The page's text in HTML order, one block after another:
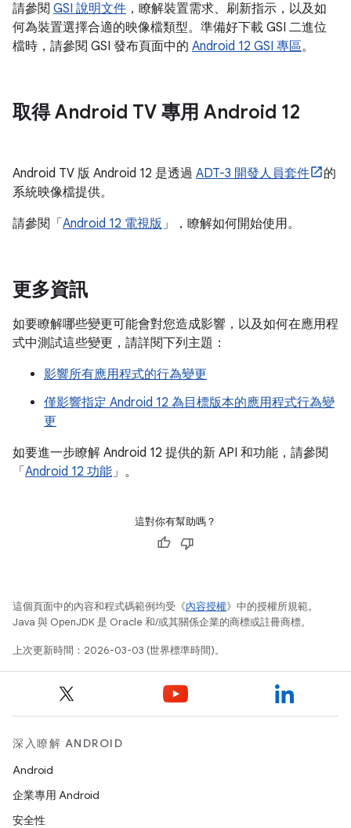
請參閱 GSI 說明文件 ，瞭解裝置需求、刷新指示，以及如
何為裝置選擇合適的映像檔類型。準備好下載 GSI 二進位
檔時，請參閱 GSI 發布頁面中的 Android 12 GSI 專區。
取得 Android TV 專用 Android 12
Android TV 版 Android 12 是透過 ADT-3 開發人員套件
的
系統映像檔提供。
請參閱「 Android 12 電視版」，瞭解如何開始使用。
更多資訊
如要瞭解哪些變更可能會對您造成影響，以及如何在應用程
式中測試這些變更，請詳閱下列主題：
影響所有應用程式的行為變更
僅影響指定 Android 12 為目標版本的應用程式行為變
更
如要進一步瞭解 Android 12 提供的新 API 和功能，請參閱
「 Android 12 功能」。
這對你有幫助嗎？
這個頁面中的內容和程式碼範例均受《內容授權》中的授權所規範。
Java 與 OpenJDK 是 Oracle 和/或其關係企業的商標或註冊商標。
上次更新時間：2026-03-03 (世界標準時間)。
深入瞭解 ANDROID
Android
企業專用 Android
安全性